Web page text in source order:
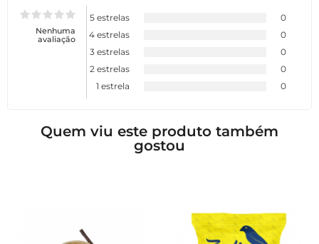
Nenhuma
avaliação
5 estrelas
0
4 estrelas
0
3 estrelas
0
2 estrelas
0
1 estrela
0
Quem viu este produto também
gostou